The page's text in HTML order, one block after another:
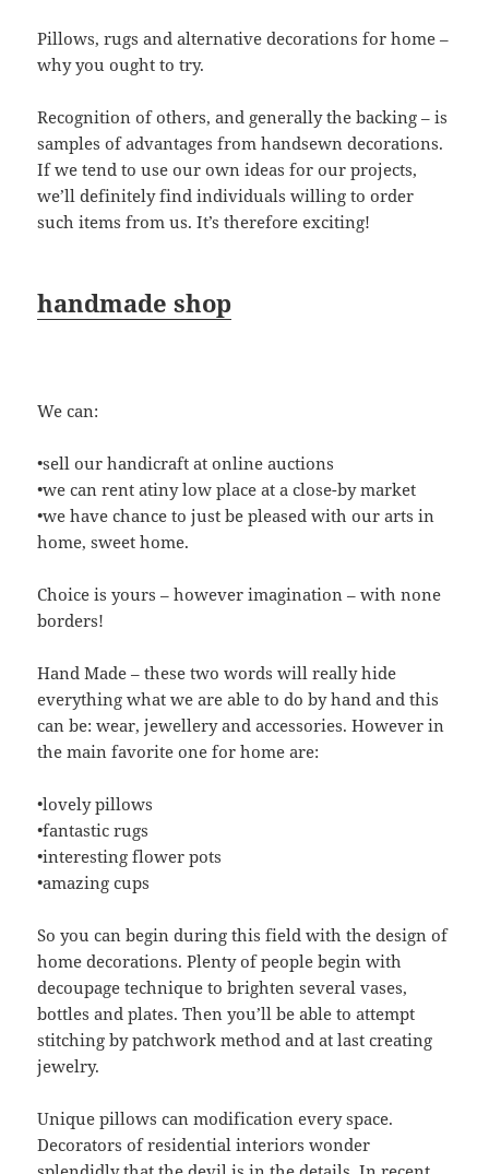
Pillows, rugs and alternative decorations for home –
why you ought to try.
Recognition of others, and generally the backing – is
samples of advantages from handsewn decorations.
If we tend to use our own ideas for our projects,
we’ll definitely find individuals willing to order
such items from us. It’s therefore exciting!
handmade shop
We can:
•sell our handicraft at online auctions
•we can rent atiny low place at a close-by market
•we have chance to just be pleased with our arts in
home, sweet home.
Choice is yours – however imagination – with none
borders!
Hand Made – these two words will really hide
everything what we are able to do by hand and this
can be: wear, jewellery and accessories. However in
the main favorite one for home are:
•lovely pillows
•fantastic rugs
•interesting flower pots
•amazing cups
So you can begin during this field with the design of
home decorations. Plenty of people begin with
decoupage technique to brighten several vases,
bottles and plates. Then you’ll be able to attempt
stitching by patchwork method and at last creating
jewelry.
Unique pillows can modification every space.
Decorators of residential interiors wonder